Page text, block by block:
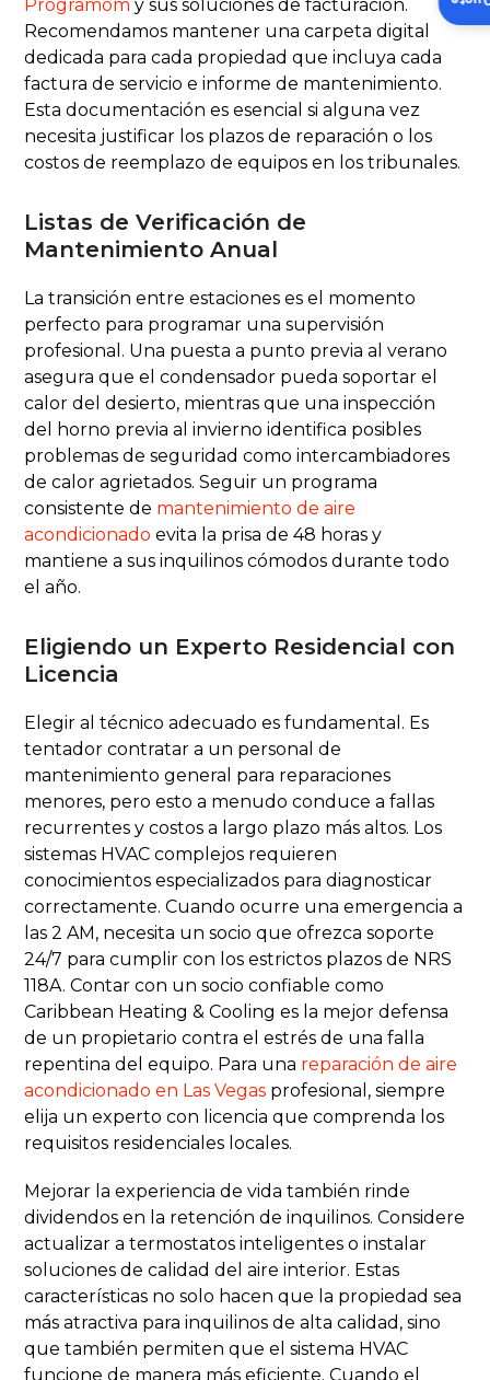
Programom y sus soluciones de facturación.
Recomendamos mantener una carpeta digital
dedicada para cada propiedad que incluya cada
factura de servicio e informe de mantenimiento.
Esta documentación es esencial si alguna vez
necesita justificar los plazos de reparación o los
costos de reemplazo de equipos en los tribunales.
Listas de Verificación de
Mantenimiento Anual
La transición entre estaciones es el momento
perfecto para programar una supervisión
profesional. Una puesta a punto previa al verano
asegura que el condensador pueda soportar el
calor del desierto, mientras que una inspección
del horno previa al invierno identifica posibles
problemas de seguridad como intercambiadores
de calor agrietados. Seguir un programa
consistente de mantenimiento de aire
acondicionado evita la prisa de 48 horas y
mantiene a sus inquilinos cómodos durante todo
el año.
Eligiendo un Experto Residencial con
Licencia
Elegir al técnico adecuado es fundamental. Es
tentador contratar a un personal de
mantenimiento general para reparaciones
menores, pero esto a menudo conduce a fallas
recurrentes y costos a largo plazo más altos. Los
sistemas HVAC complejos requieren
conocimientos especializados para diagnosticar
correctamente. Cuando ocurre una emergencia a
las 2 AM, necesita un socio que ofrezca soporte
24/7 para cumplir con los estrictos plazos de NRS
118A. Contar con un socio confiable como
Caribbean Heating & Cooling es la mejor defensa
de un propietario contra el estrés de una falla
repentina del equipo. Para una reparación de aire
acondicionado en Las Vegas profesional, siempre
elija un experto con licencia que comprenda los
requisitos residenciales locales.
Mejorar la experiencia de vida también rinde
dividendos en la retención de inquilinos. Considere
actualizar a termostatos inteligentes o instalar
soluciones de calidad del aire interior. Estas
características no solo hacen que la propiedad sea
más atractiva para inquilinos de alta calidad, sino
que también permiten que el sistema HVAC
funcione de manera más eficiente. Cuando el